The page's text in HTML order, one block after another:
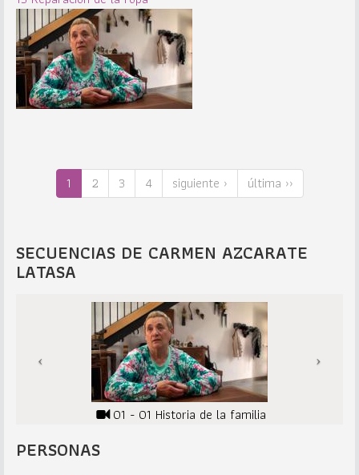
1 2 3 4 siguiente › última ››
SECUENCIAS DE CARMEN AZCARATE
LATASA
01 - 01 Historia de la familia
PERSONAS